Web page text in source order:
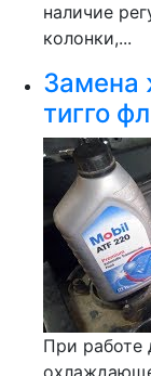
наличие
колонки,...
Замена
тигго фл
При работе